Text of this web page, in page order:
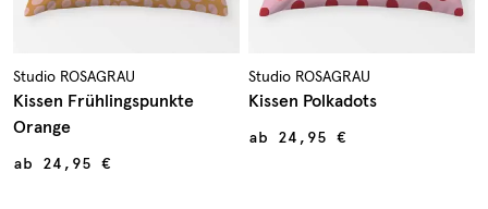
Studio ROSAGRAU
Kissen Frühlingspunkte
Orange
ab 24,95 €
Studio ROSAGRAU
Kissen Polkadots
ab 24,95 €